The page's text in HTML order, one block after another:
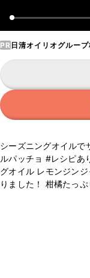
PR 日清オイリオグルー
シーズニングオイルで
ルパッチョ #レシピあ
グオイル レモンジン
りました！ 柑橘たっ